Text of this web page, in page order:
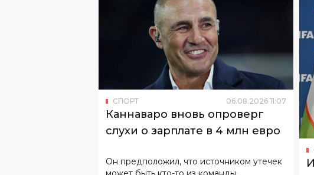
СПОРТ 06 08. 2026
Каннаваро вновь опроверг